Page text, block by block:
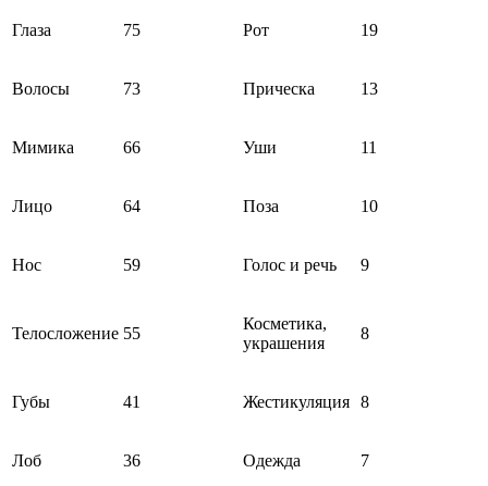
Глаза 75 Рот 19
Волосы 73 Прическа 13
Мимика 66 Уши 11
Лицо 64 Поза 10
Нос 59 Голос и речь 9
Телосложение 55
Косметика,
украшения
8
Губы 41 Жестикуляция 8
Лоб 36 Одежда 7